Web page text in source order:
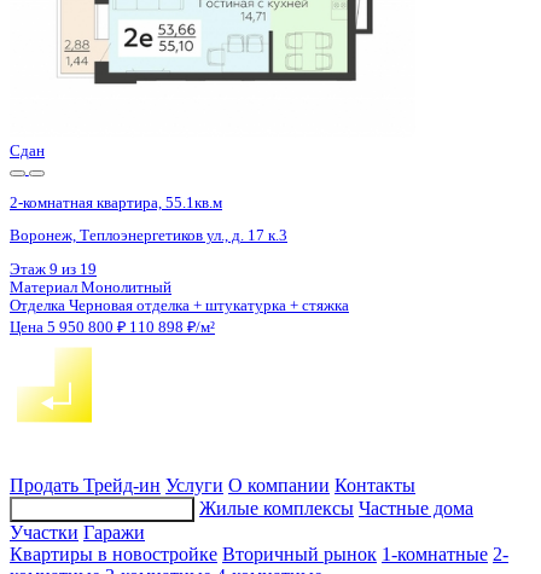
2 кв 2028
2-комнатная квартира, 45.4кв.м
Воронеж, Циолковского ул., д. 26
Этаж 10 из 14
Материал
Продать Трейд-ин Услуги О компании Контакты
Жилые комплексы Частные дома
Участки Гаражи
Квартиры в новостройке Вторичный рынок 1-комнатные 2-